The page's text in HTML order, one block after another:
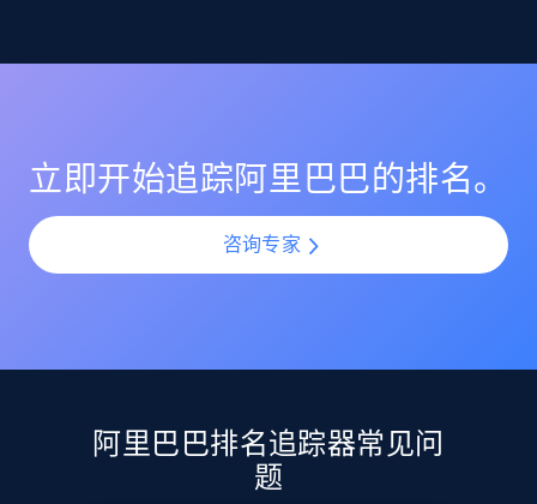
Etsy
URL, Product id, Listing inventory id, Title, Rating,
1.9K+ 323+ 立即开始
Etsy - Collect data on products using
台中提升可见性。
通过在多个渠道针对目标关键词优化商品列表来解决挑
立即开始追踪阿里巴巴的排名。
咨询专家
阿里巴巴排名追踪器常见问
题